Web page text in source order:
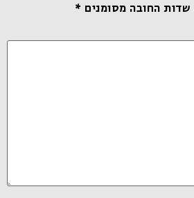
שדות החובה מסומנים *